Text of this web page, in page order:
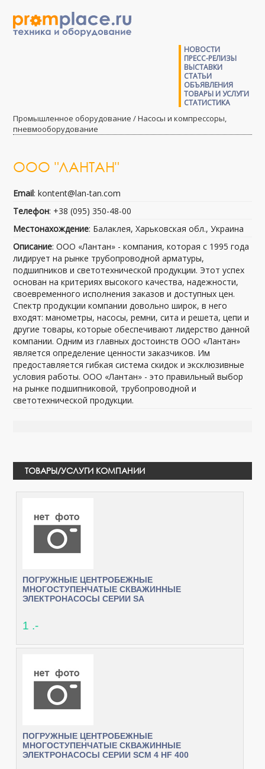
НОВОСТИ
ПРЕСС-РЕЛИЗЫ
ВЫСТАВКИ
СТАТЬИ
ОБЪЯВЛЕНИЯ
ТОВАРЫ И УСЛУГИ
СТАТИСТИКА
Промышленное оборудование / Насосы и компрессоры,
пневмооборудование
ООО "ЛАНТАН"
Email: kontent@lan-tan.com
Телефон: +38 (095) 350-48-00
Местонахождение: Балаклея, Харьковская обл., Украина
Описание: ООО «Лантан» - компания, которая с 1995 года
лидирует на рынке трубопроводной арматуры,
подшипников и светотехнической продукции. Этот успех
основан на критериях высокого качества, надежности,
своевременного исполнения заказов и доступных цен.
Спектр продукции компании довольно широк, в него
входят: манометры, насосы, ремни, сита и решета, цепи и
другие товары, которые обеспечивают лидерство данной
компании. Одним из главных достоинств ООО «Лантан»
является определение ценности заказчиков. Им
предоставляется гибкая система скидок и эксклюзивные
условия работы. ООО «Лантан» - это правильный выбор
на рынке подшипниковой, трубопроводной и
светотехнической продукции.
ТОВАРЫ/УСЛУГИ КОМПАНИИ
ПОГРУЖНЫЕ ЦЕНТРОБЕЖНЫЕ
МНОГОСТУПЕНЧАТЫЕ СКВАЖИННЫЕ
ЭЛЕКТРОНАСОСЫ СЕРИИ SA
1 .-
ПОГРУЖНЫЕ ЦЕНТРОБЕЖНЫЕ
МНОГОСТУПЕНЧАТЫЕ СКВАЖИННЫЕ
ЭЛЕКТРОНАСОСЫ СЕРИИ SCM 4 HF 400